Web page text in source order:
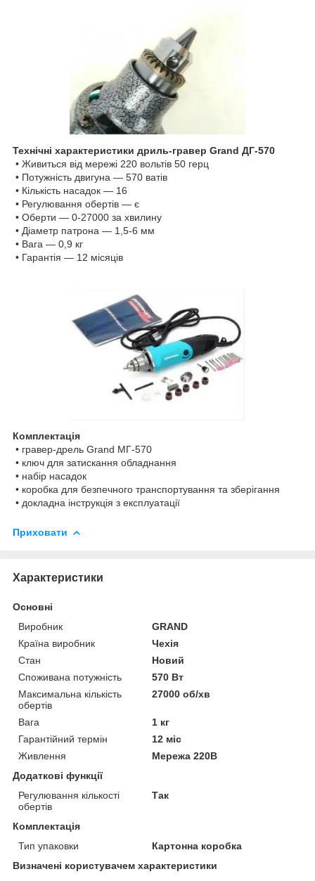
Технічні характеристики дриль-гравер Grand ДГ-570
• Живиться від мережі 220 вольтів 50 герц
• Потужність двигуна — 570 ватів
• Кількість насадок — 16
• Регулювання обертів — є
• Оберти — 0-27000 за хвилину
• Діаметр патрона — 1,5-6 мм
• Вага — 0,9 кг
• Гарантія — 12 місяців
Комплектація
• гравер-дрель Grand МГ-570
• ключ для затискання обладнання
• набір насадок
• коробка для безпечного транспортування та зберігання
• докладна інструкція з експлуатації
Приховати
Характеристики
Основні
Виробник
GRAND
Країна виробник
Чехія
Стан
Новий
Споживана потужність
570 Вт
Максимальна кількість
обертів
27000 об/хв
Вага
1 кг
Гарантійний термін
12 міс
Живлення
Мережа 220В
Додаткові функції
Регулювання кількості
обертів
Так
Комплектація
Тип упаковки
Картонна коробка
Визначені користувачем характеристики